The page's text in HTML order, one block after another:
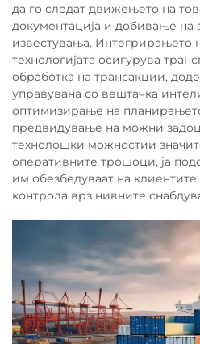
да го следат движењето на
документација и добивање на
известувања. Интегрирањето
технологијата осигурува
обработка на трансакции,
управувана со вештачка
оптимизирање на
предвидување на можни
технолошки можностии
оперативните трошоци, ја
им обезбедуваат на
контрола врз нивните